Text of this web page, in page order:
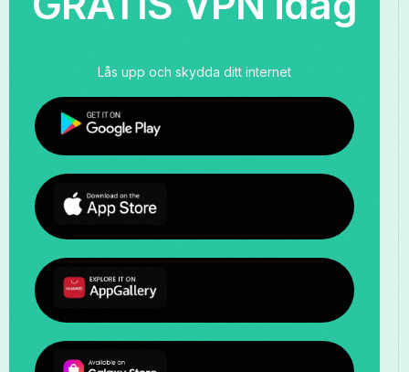
Lås upp och skydda ditt internet